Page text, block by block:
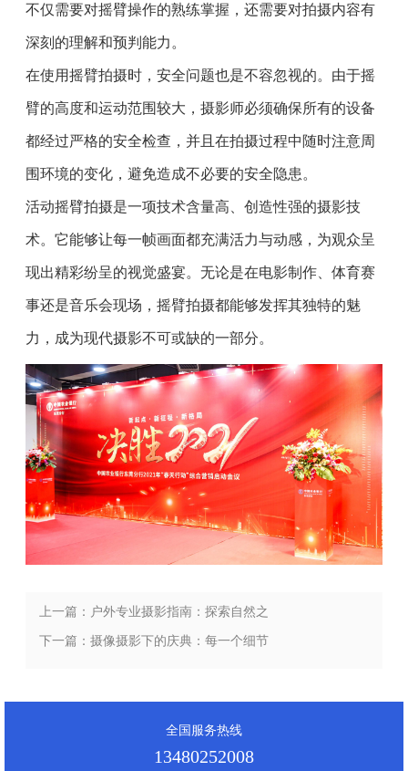
不仅需要对摇臂操作的熟练掌握，还需要对拍摄内容有
深刻的理解和预判能力。
在使用摇臂拍摄时，安全问题也是不容忽视的。由于摇
臂的高度和运动范围较大，摄影师必须确保所有的设备
都经过严格的安全检查，并且在拍摄过程中随时注意周
围环境的变化，避免造成不必要的安全隐患。
活动摇臂拍摄是一项技术含量高、创造性强的摄影技
术。它能够让每一帧画面都充满活力与动感，为观众呈
现出精彩纷呈的视觉盛宴。无论是在电影制作、体育赛
事还是音乐会现场，摇臂拍摄都能够发挥其独特的魅
力，成为现代摄影不可或缺的一部分。
上一篇：户外专业摄影指南：探索自然之
美，记录每一刻的震撼影像
下一篇：摄像摄影下的庆典：每一个细节
全国服务热线
13480252008